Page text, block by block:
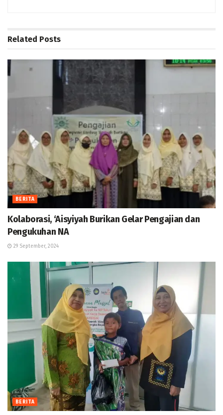
Related Posts
BERITA
Kolaborasi, ‘Aisyiyah Burikan Gelar Pengajian dan
Pengukuhan NA
29 September, 2024
BERITA